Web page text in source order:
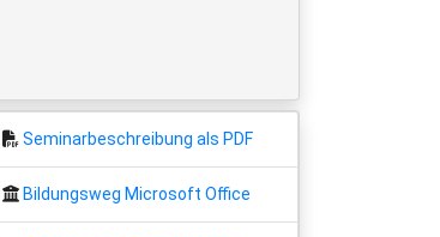
Seminarbeschreibung als PDF
Bildungsweg Microsoft Office